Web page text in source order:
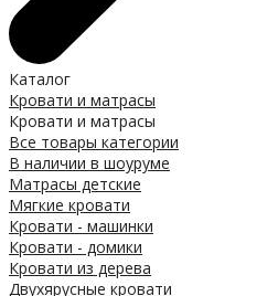
Каталог
Кровати и матрасы
Кровати и матрасы
Все товары категории
В наличии в шоуруме
Матрасы детские
Мягкие кровати
Кровати - машинки
Кровати - домики
Кровати из дерева
Двухярусные кровати